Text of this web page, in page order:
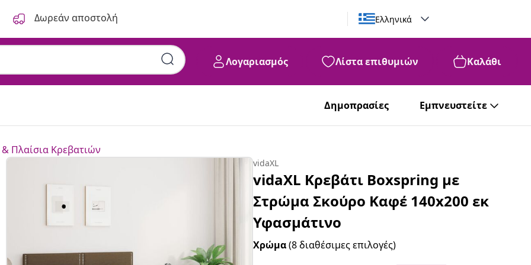
Δωρεάν αποστολή Ελληνικά
Λογαριασμός Λίστα επιθυμιών Καλάθι
Δημοπρασίες Εμπνευστείτε
Πλαίσια Κρεβατιών
vidaXL
vidaXL Κρεβάτι Boxspring με
Στρώμα Σκούρο Καφέ 140x200 εκ
Υφασμάτινο
Χρώμα(8 διαθέσιμες επιλογές)